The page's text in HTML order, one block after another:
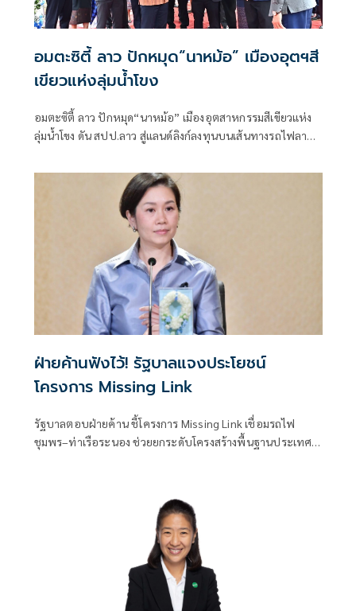
อมตะซิตี้ ลาว ปักหมุด“นาหม้อ” เมืองอุตฯสี
เขียวแห่งลุ่มน้ำโขง
อมตะซิตี้ ลาว ปักหมุด“นาหม้อ” เมืองอุตสาหกรรมสีเขียวแห่ง
ลุ่มน้ำโขง ดัน สปป.ลาว สู่แลนด์ลิงก์ลงทุนบนเส้นทางรถไฟลาว-
การเติบโตทางเศรษฐกิจอย่างยั่งยืน
ฝ่ายค้านฟังไว้! รัฐบาลแจงประโยชน์
โครงการ Missing Link
รัฐบาลตอบฝ่ายค้าน ชี้โครงการ Missing Link เชื่อมรถไฟ
ชุมพร–ท่าเรือระนอง ช่วยยกระดับโครงสร้างพื้นฐานประเทศ